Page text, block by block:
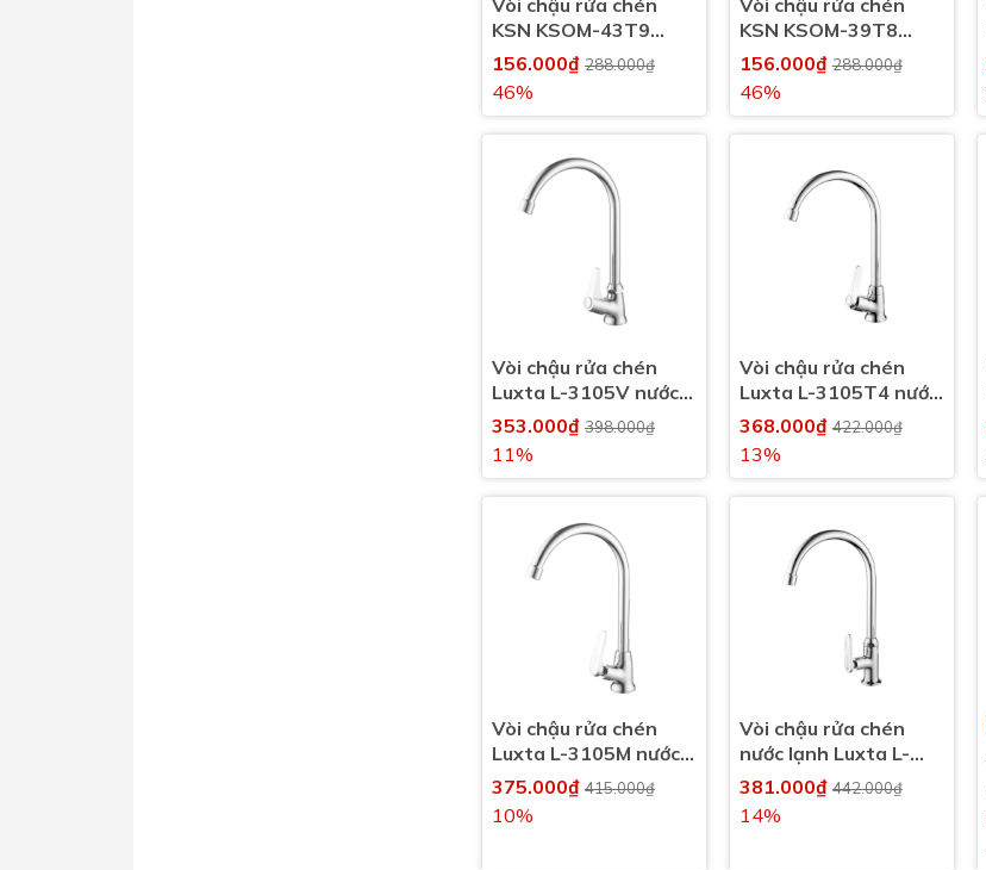
KSN KSOM-43T9
nước lạnh
156.000₫ 288.000₫
46%
KSN KSOM-39T8
nước lạnh
156.000₫288.000₫
46%
Vòi chậu rửa chén
Luxta L-3105V nước
lạnh
353.000₫ 398.000₫
11%
Vòi chậu rửa chén
Luxta L-3105T4 nước
lạnh
368.000₫422.000₫
13%
Vòi chậu rửa chén
Luxta L-3105M nước
lạnh
375.000₫ 415.000₫
10%
Vòi chậu rửa chén
nước lạnh Luxta L-
3102T3
381.000₫442.000₫
14%